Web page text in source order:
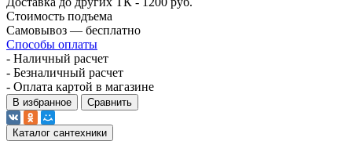
Стоимость подъема
Самовывоз — бесплатно
Способы оплаты
- Наличный расчет
- Безналичный расчет
- Оплата картой в магазине
В избранное Сравнить
Каталог сантехники